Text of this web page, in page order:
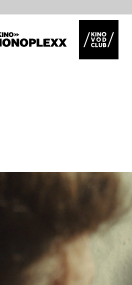
So geht’s
Filmpakete
Gutscheine
& Filmpässe
Account